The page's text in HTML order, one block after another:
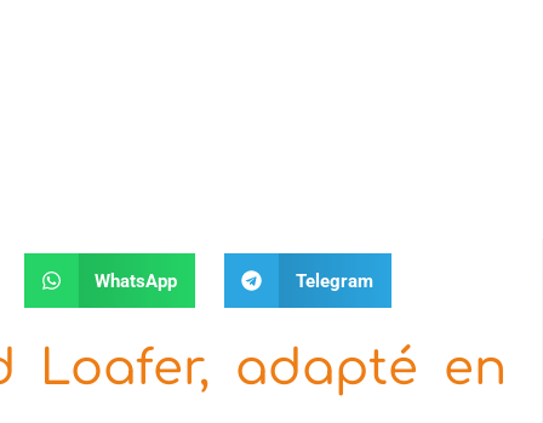
WhatsApp Telegram
Loafer, adapté en